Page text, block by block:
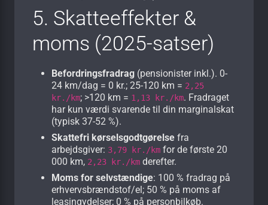
5. Skatteeffekter &
moms (2025-satser)
Befordringsfradrag (pensionister inkl.). 0-
24 km/dag = 0 kr.; 25-120 km = 2,25
kr./km; >120 km = 1,13 kr./km. Fradraget
har kun værdi svarende til din marginalskat
(typisk 37-52 %).
Skattefri kørselsgodtgørelse fra
arbejdsgiver: 3,79 kr./km for de første 20
000 km, 2,23 kr./km derefter.
Moms for selvstændige: 100 % fradrag på
erhvervs­brændstof/el; 50 % på moms af
leasingydelser; 0 % på personbilkøb.